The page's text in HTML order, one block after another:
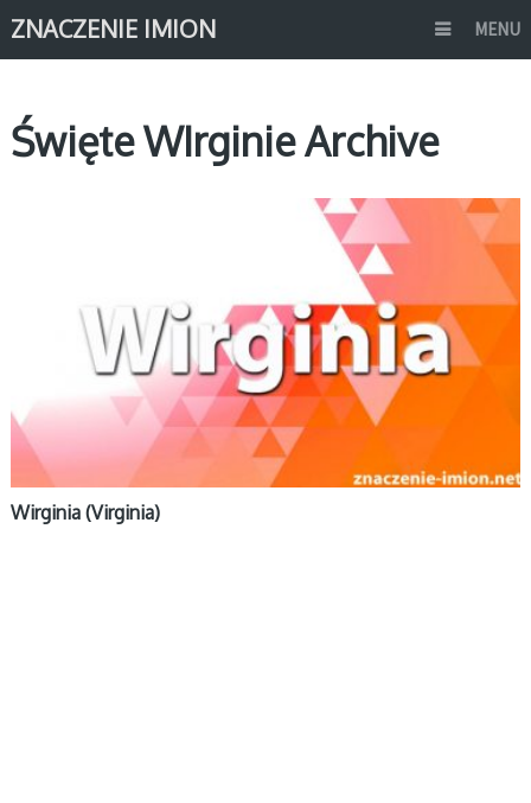
ZNACZENIE IMION MENU
Święte WIrginie Archive
Wirginia (Virginia)